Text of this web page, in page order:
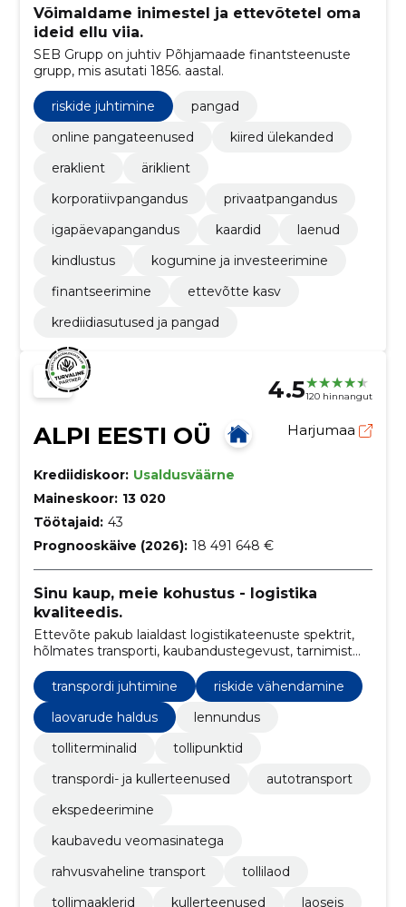
Võimaldame inimestel ja ettevõtetel oma
ideid ellu viia.
SEB Grupp on juhtiv Põhjamaade finantsteenuste
grupp, mis asutati 1856. aastal.
riskide juhtimine
pangad
online pangateenused
kiired ülekanded
eraklient
äriklient
korporatiivpangandus
privaatpangandus
igapäevapangandus
kaardid
laenud
kindlustus
kogumine ja investeerimine
finantseerimine
ettevõtte kasv
krediidiasutused ja pangad
4.5120 hinnangut
ALPI EESTI OÜ Harjumaa
Krediidiskoor: Usaldusväärne
Maineskoor: 13 020
Töötajaid: 43
Prognooskäive (2026): 18 491 648 €
Sinu kaup, meie kohustus - logistika
kvaliteedis.
Ettevõte pakub laialdast logistikateenuste spektrit,
hõlmates transporti, kaubandustegevust, tarnimist
kaubavahetus igal sammul.
transpordi juhtimine
riskide vähendamine
laovarude haldus
lennundus
tolliterminalid
tollipunktid
transpordi- ja kullerteenused
autotransport
ekspedeerimine
kaubavedu veomasinatega
rahvusvaheline transport
tollilaod
tollimaaklerid
kullerteenused
laoseis